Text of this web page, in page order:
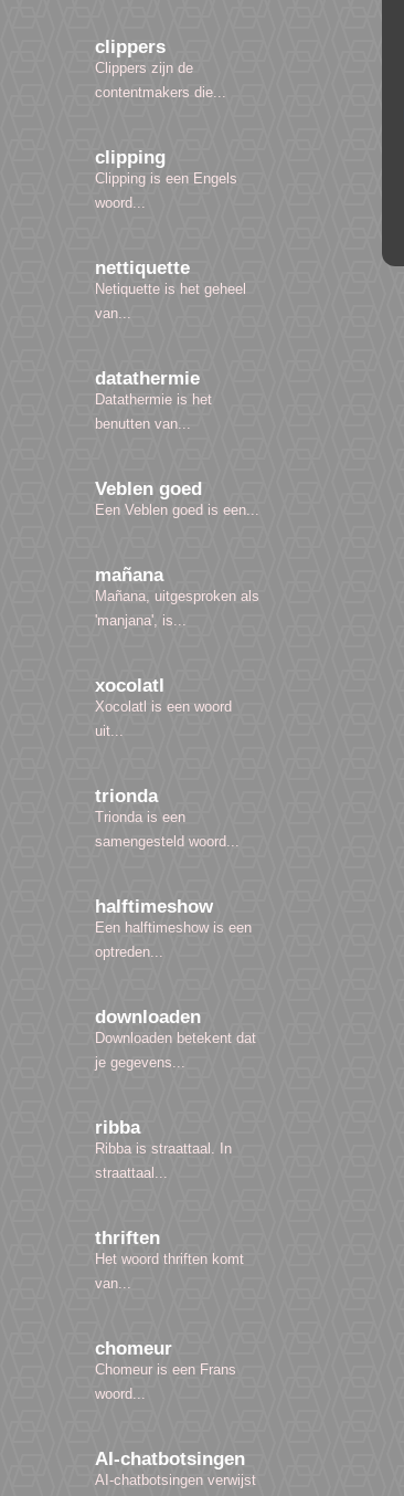
clippers
Clippers zijn de
contentmakers die...
clipping
Clipping is een Engels
woord...
nettiquette
Netiquette is het geheel
van...
datathermie
Datathermie is het
benutten van...
Veblen goed
Een Veblen goed is een...
mañana
Mañana, uitgesproken als
'manjana', is...
xocolatl
Xocolatl is een woord
uit...
trionda
Trionda is een
samengesteld woord...
halftimeshow
Een halftimeshow is een
optreden...
downloaden
Downloaden betekent dat
je gegevens...
ribba
Ribba is straattaal. In
straattaal...
thriften
Het woord thriften komt
van...
chomeur
Chomeur is een Frans
woord...
AI-chatbotsingen
AI-chatbotsingen verwijst